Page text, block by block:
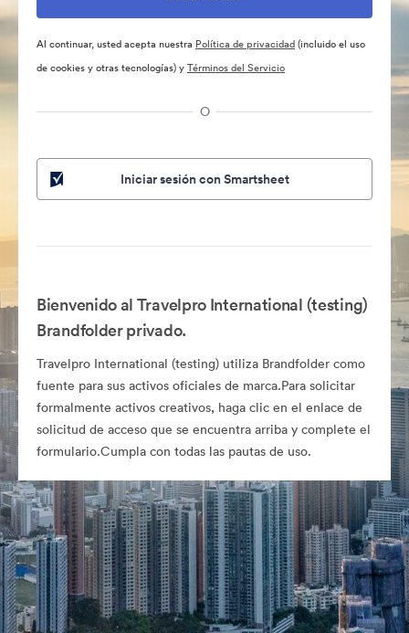
Al continuar, usted acepta nuestra Política de privacidad(incluido el uso
de cookies y otras tecnologías) yTérminos del Servicio
O
Iniciar sesión con Smartsheet
Bienvenido al Travelpro International (testing)
Brandfolder privado.
Travelpro International (testing) utiliza Brandfolder como
fuente para sus activos oficiales de marca.Para solicitar
formalmente activos creativos, haga clic en el enlace de
solicitud de acceso que se encuentra arriba y complete el
formulario.Cumpla con todas las pautas de uso.